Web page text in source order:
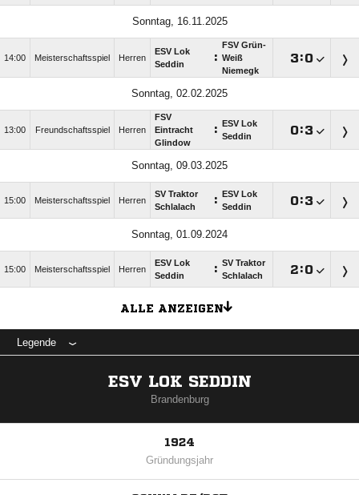
Sonntag, 16.11.2025
14:00 Meisterschaftsspiel Herren
ESV Lok
Seddin
:
FSV Grün-
Weiß
Niemegk
:
Sonntag, 02.02.2025
13:00 Freundschaftsspiel Herren
FSV
Eintracht
Glindow
:
ESV Lok
Seddin
:
Sonntag, 09.03.2025
15:00 Meisterschaftsspiel Herren
SV Traktor
Schlalach
:
ESV Lok
Seddin
:
Sonntag, 01.09.2024
15:00 Meisterschaftsspiel Herren
ESV Lok
Seddin
: SV Traktor
Schlalach
:
ALLE ANZEIGEN
Legende
ESV LOK SEDDIN
Brandenburg
1924
Gründungsjahr